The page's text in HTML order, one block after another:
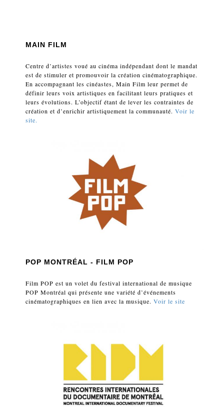
MAIN FILM
Centre d’artistes voué au cinéma indépendant dont le mandat
est de stimuler et promouvoir la création cinématographique.
En accompagnant les cinéastes, Main Film leur permet de
définir leurs voix artistiques en facilitant leurs pratiques et
leurs évolutions. L’objectif étant de lever les contraintes de
création et d’enrichir artistiquement la communauté. Voir le
site.
POP MONTRÉAL - FILM POP
Film POP est un volet du festival international de musique
POP Montréal qui présente une variété d’événements
cinématographiques en lien avec la musique. Voir le site